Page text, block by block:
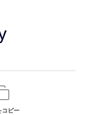
コピー